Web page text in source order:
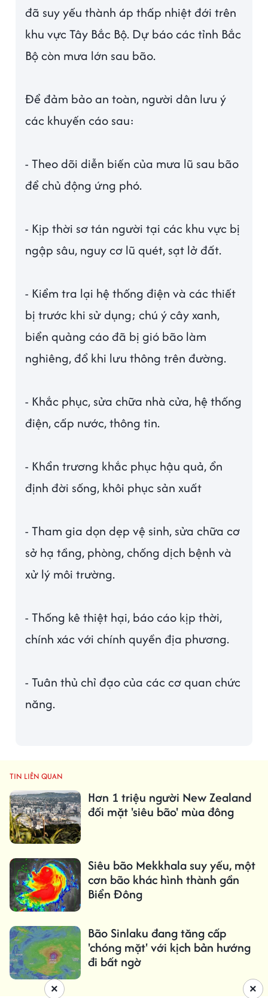
đã suy yếu thành áp thấp nhiệt đới trên
khu vực Tây Bắc Bộ. Dự báo các tỉnh Bắc
Bộ còn mưa lớn sau bão.
Để đảm bảo an toàn, người dân lưu ý
các khuyến cáo sau:
- Theo dõi diễn biến của mưa lũ sau bão
để chủ động ứng phó.
- Kịp thời sơ tán người tại các khu vực bị
ngập sâu, nguy cơ lũ quét, sạt lở đất.
- Kiểm tra lại hệ thống điện và các thiết
bị trước khi sử dụng; chú ý cây xanh,
biển quảng cáo đã bị gió bão làm
nghiêng, đổ khi lưu thông trên đường.
- Khắc phục, sửa chữa nhà cửa, hệ thống
điện, cấp nước, thông tin.
- Khẩn trương khắc phục hậu quả, ổn
định đời sống, khôi phục sản xuất
- Tham gia dọn dẹp vệ sinh, sửa chữa cơ
sở hạ tầng, phòng, chống dịch bệnh và
xử lý môi trường.
- Thống kê thiệt hại, báo cáo kịp thời,
chính xác với chính quyền địa phương.
- Tuân thủ chỉ đạo của các cơ quan chức
năng.
TIN LIÊN QUAN
Hơn 1 triệu người New Zealand
đối mặt 'siêu bão' mùa đông
Siêu bão Mekkhala suy yếu, một
cơn bão khác hình thành gần
Biển Đông
Bão Sinlaku đang tăng cấp
'chóng mặt' với kịch bản hướng
đi bất ngờ
×
×